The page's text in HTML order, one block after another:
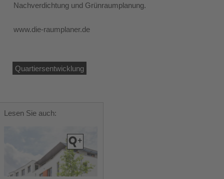
Nachverdichtung und Grünraumplanung.
www.die-raumplaner.de
Quartiersentwicklung
Lesen Sie auch: